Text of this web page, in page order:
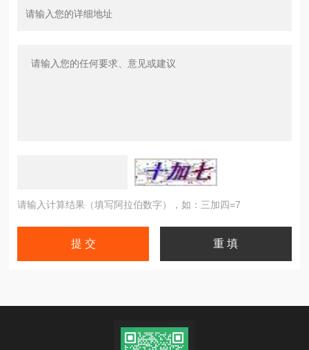
请输入计算结果（填写阿拉伯数字），如：三加四=7